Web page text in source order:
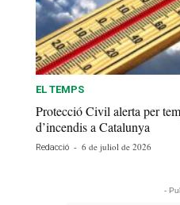
EL TEMPS
Protecció Civil alerta per
d’incendis a Catalunya
Redacció - 6 de juliol de 2026
-